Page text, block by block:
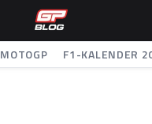
MOTOGP F1-KALENDER